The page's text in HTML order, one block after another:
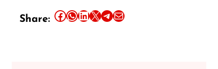
Share: Share this article on Facebook Share this article on WhatsApp Share this article on LinkedIn Share this article on X Share this article on TelegramEmail this Article